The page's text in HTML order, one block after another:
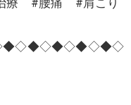
療 #腰痛 #肩こり